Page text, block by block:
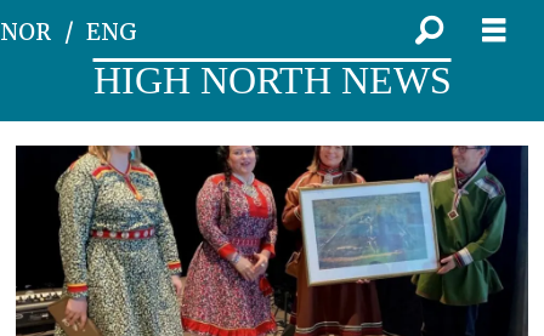
NOR ENG
HIGH NORTH NEWS
Tag:
tromsø
kommune